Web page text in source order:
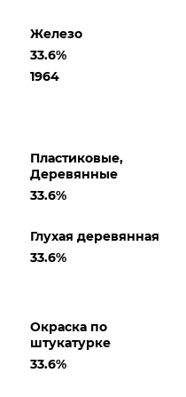
Железо
33.6%
1964
Пластиковые,
Деревянные
33.6%
Глухая деревянная
33.6%
Окраска по
штукатурке
33.6%